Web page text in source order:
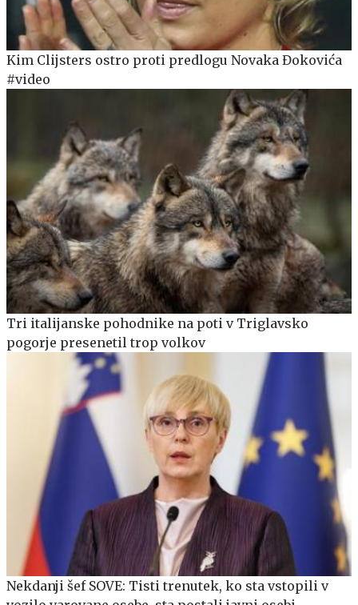
Kim Clijsters ostro proti predlogu Novaka Đokovića
#video
Tri italijanske pohodnike na poti v Triglavsko
pogorje presenetil trop volkov
Nekdanji šef SOVE: Tisti trenutek, ko sta vstopili v